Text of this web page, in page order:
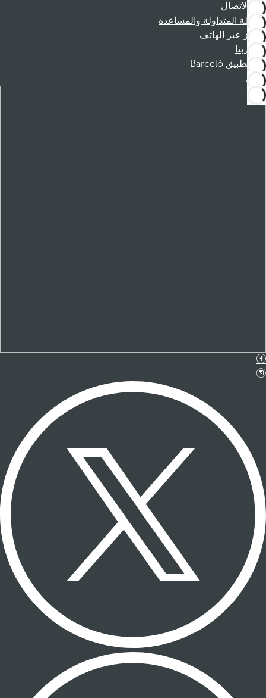
الاتصال
الأسئلة المتداولة والمساعدة
الحجز عبر الهاتف
اتصل بنا
تطبيق Barceló
تنزيل